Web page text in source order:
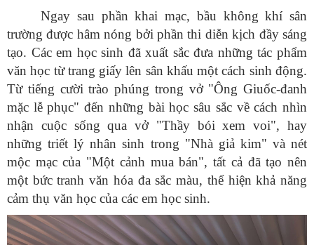
Ngay sau phần khai mạc, bầu không khí sân
trường được hâm nóng bởi phần thi diễn kịch đầy sáng
tạo. Các em học sinh đã xuất sắc đưa những tác phẩm
văn học từ trang giấy lên sân khấu một cách sinh động.
Từ tiếng cười trào phúng trong vở "Ông Giuốc-đanh
mặc lễ phục" đến những bài học sâu sắc về cách nhìn
nhận cuộc sống qua vở "Thầy bói xem voi", hay
những triết lý nhân sinh trong "Nhà giả kim" và nét
mộc mạc của "Một cảnh mua bán", tất cả đã tạo nên
một bức tranh văn hóa đa sắc màu, thể hiện khả năng
cảm thụ văn học của các em học sinh.